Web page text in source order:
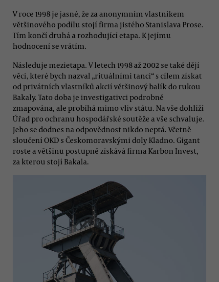
V roce 1998 je jasné, že za anonymním vlastníkem
většinového podílu stojí firma jistého Stanislava Prose.
Tím končí druhá a rozhodující etapa. K jejímu
hodnocení se vrátím.
Následuje mezietapa. V letech 1998 až 2002 se také dějí
věci, které bych nazval „rituálními tanci“ s cílem získat
od privátních vlastníků akcií většinový balík do rukou
Bakaly. Tato doba je investigativci podrobně
zmapována, ale probíhá mimo vliv státu. Na vše dohlíží
Úřad pro ochranu hospodářské soutěže a vše schvaluje.
Jeho se dodnes na odpovědnost nikdo neptá. Včetně
sloučení OKD s Českomoravskými doly Kladno. Gigant
roste a většinu postupně získává firma Karbon Invest,
za kterou stojí Bakala.